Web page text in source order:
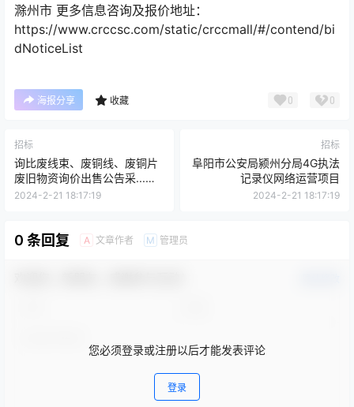
滁州市 更多信息咨询及报价地址：
https://www.crccsc.com/static/crccmall/#/contend/bi
dNoticeList
海报分享 收藏 0 0
招标
询比废线束、废铜线、废铜片
废旧物资询价出售公告采...有
限公司)
2024-2-21 18:17:19
招标
阜阳市公安局颍州分局4G执法
记录仪网络运营项目
2024-2-21 18:17:19
0 条回复 A 文章作者 M 管理员
您必须登录或注册以后才能发表评论
登录